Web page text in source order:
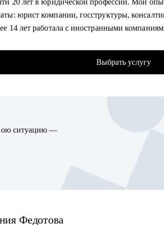
архитектурной функции
ландшафт и дорожная карта
к собеседованиям
функции
20 лет в юридической профессии. Мой
юрист компании, госструктуры,
14 лет работала с иностранными
статей в топовых юридических журналах.
карьерного подкаста для юристов Юрист
консультант при проекте
Выбрать услугу
ситуацию —
Федотова